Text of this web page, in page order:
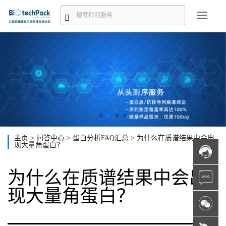
主页 > 问答中心 > 蛋白分析FAQ汇总 > 为什么在质谱结果中会出
现大量角蛋白？
为什么在质谱结果中会出
现大量角蛋白？